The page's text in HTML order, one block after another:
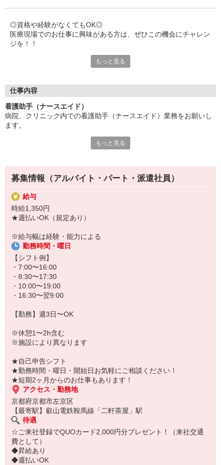
◎資格や経験がなくてもOK◎
医療現場でのお仕事に興味がある方は、ぜひこの機会にチャレン
ジを！！
医師や看護師が一緒に働いているので、
看護助手業務の基礎的な知識や技術を丁寧に教えてもらえるので
〜 スタッフの声 〜
長年介護施設で働いていたんですが、
入居者さんが体調不良のときの判断に迷ってしまうことが多かっ
24時間居てくれるから
安心して仕事を進められるようになりました！
もっと見る
仕事内容
看護助手（ナースエイド）
病院、クリニック内での看護助手（ナースエイド）業務をお願いし
ます。
・医療器具の洗浄や消毒
・シーツ交換やベッドメイキング
・伝票や診療材料等の補充、整理
・診療補助
・メッセンジャー業務
など
★無資格・未経験OK！未経験から医療業界デビューできちゃいます
★病院、クリニック内は冷暖房完備！いつでも快適にお仕事できま
すよ！
あなたのスキルに合わせて少しずつお仕事をお願いしていきます。
若手からミドル、中高年（エルダー）、シニア世代まで幅広く活躍
「近くの病院で働きたい」
「大手病院で働きたい」
「すぐに働けるところはないかな…」
そんな方もぜひ！お気軽にご連絡ください♪
もっと見る
募集情報（アルバイト・パート・派遣社員）
給与
時給1,350円
★週払いOK（規定あり）
※給与幅は経験・能力による
勤務時間・曜日
【シフト例】
・7:00〜16:00
・8:30〜17:30
・10:00〜19:00
・16:30〜翌9:00
【勤務】週3日〜OK
※休憩1〜2h含む
※施設により異なります
★自己申告シフト
★勤務時間・曜日・開始日お気軽にご相談ください！
★短期2ヶ月からのお仕事もあります！
アクセス・勤務地
京都府京都市左京区
【最寄駅】叡山電鉄鞍馬線「二軒茶屋」駅
待遇
☆ご来社登録でQUOカード2,000円分プレゼント！（来社交通
費として）
◆昇給あり
◆週払いOK